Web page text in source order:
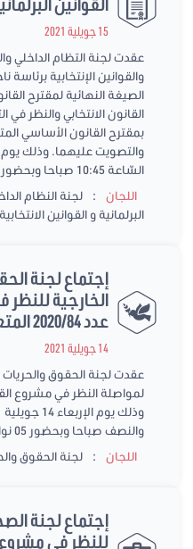
15 جويلية 2021
عقدت لجنة التظام الداخلي
والقوانين الإنتخابية
الصيغة النهائية لمقترح
القانون الانتخابي والنظر في
بمقترح القانون الأساسي
السّاعة 10:45 صباحا وبحضور 05 نواب.
اللجان
:
لجنة النظام
البرلمانية و القوانين الانتخابية
إجتماع لجنة
الخارجية
عدد 2020/84 المتعلق بجوازات...
14 جويلية 2021
عقدت لجنة الحقوق والحريات
لمواصلة النظر في مشروع
والنصف صباحا وبحضور 05 نواب.
اللجان
: لجنة الحقوق
إجتماع لجنة
للنظر في